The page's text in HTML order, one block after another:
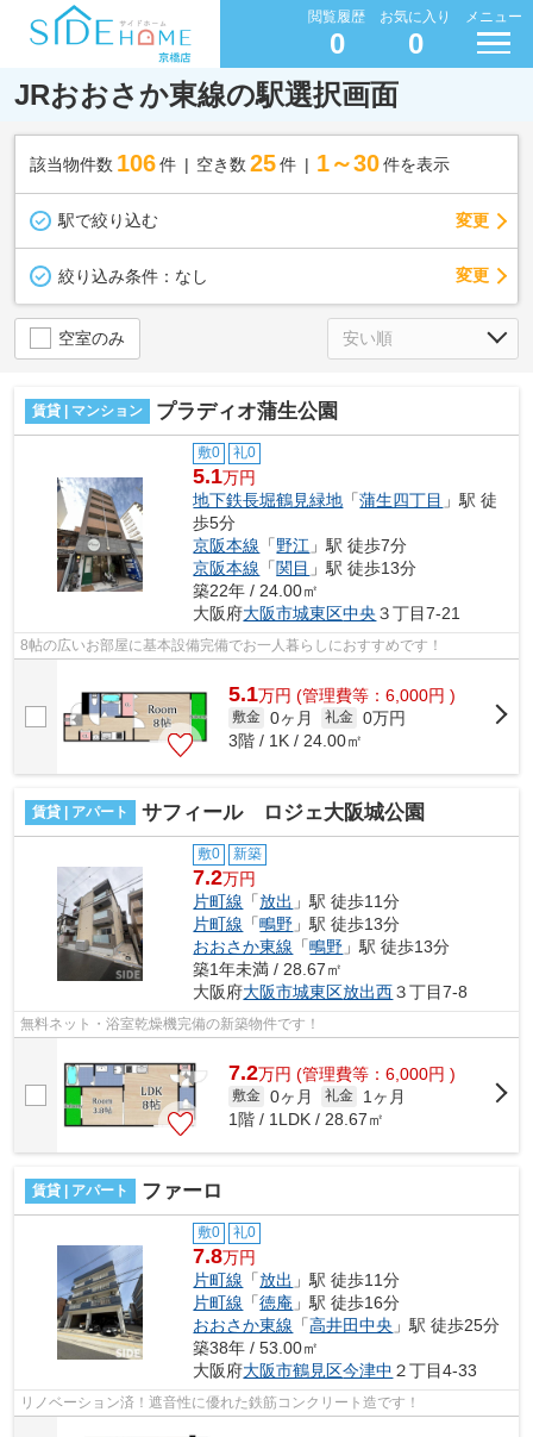
閲覧履歴
0
お気に入り
0
メニュー
JRおおさか東線の駅選択画面
該当物件数 106件 空き数 25 件 1～30 件を表示
駅で絞り込む 変更
絞り込み条件： なし 変更
空室のみ
賃貸 | マンション プラディオ蒲生公園
敷0 礼0
5.1万円
地下鉄長堀鶴見緑地 「蒲生四丁目 」駅 徒
歩5分
京阪本線 「野江 」駅 徒歩7分
京阪本線 「関目 」駅 徒歩13分
築22年 / 24.00㎡
大阪府大阪市城東区中央 ３丁目7-21
8帖の広いお部屋に基本設備完備でお一人暮らしにおすすめです！
5.1万円 (管理費等：6,000円 )
敷金 0ヶ月 礼金 0万円
3階 / 1K / 24.00㎡
賃貸 | アパート サフィール ロジェ大阪城公園
敷0 新築
7.2万円
片町線 「放出 」駅 徒歩11分
片町線 「鴫野 」駅 徒歩13分
おおさか東線 「鴫野 」駅 徒歩13分
築1年未満 / 28.67㎡
大阪府大阪市城東区放出西３丁目7-8
無料ネット・浴室乾燥機完備の新築物件です！
7.2万円 (管理費等：6,000円 )
敷金 0ヶ月 礼金
1ヶ月
1階 / 1LDK / 28.67㎡
賃貸 | アパート ファーロ
敷0 礼0
7.8万円
片町線 「放出 」駅 徒歩11分
片町線 「徳庵 」駅 徒歩16分
おおさか東線 「高井田中央 」駅 徒歩25分
築38年 / 53.00㎡
大阪府大阪市鶴見区今津中 ２丁目4-33
リノベーション済！遮音性に優れた鉄筋コンクリート造です！